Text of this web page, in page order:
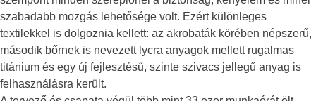
szabadabb mozgás lehetősége volt. Ezért különleges
textilekkel is dolgoznia kellett: az akrobaták körében népszerű,
második bőrnek is nevezett lycra anyagok mellett rugalmas
titánium és egy új fejlesztésű, szinte szivacs jellegű anyag is
felhasználásra került.